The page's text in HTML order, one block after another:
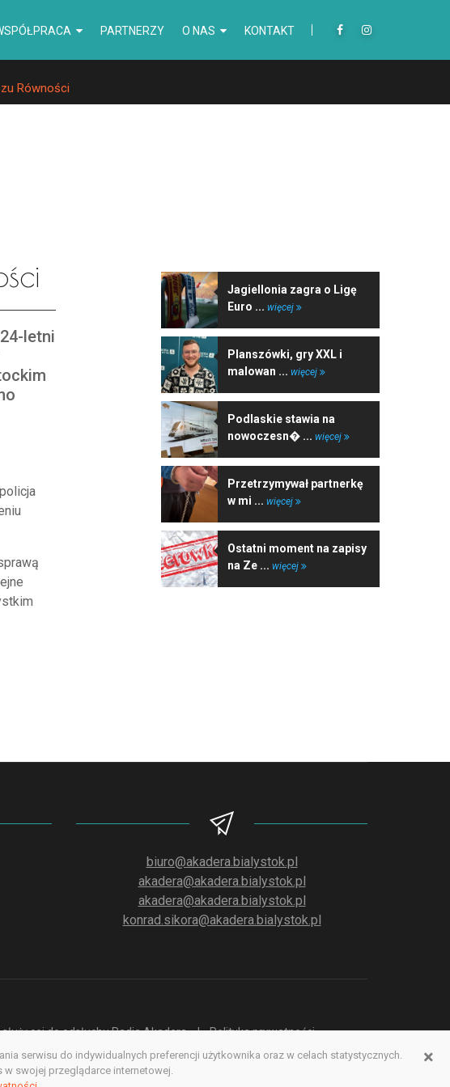
PARTNERZY O NAS KONTAKT
Równości
letni
Jagiellonia zagra o Ligę
Euro ... więcej
Planszówki, gry XXL i
malowan ... więcej
Podlaskie stawia na
nowoczesn� ... więcej
Przetrzymywał partnerkę
w mi ... więcej
Ostatni moment na zapisy
na Ze ... więcej
biuro@akadera.bialystok.pl
akadera@akadera.bialystok.pl
akadera@akadera.bialystok.pl
konrad.sikora@akadera.bialystok.pl
do odsłuchu Radia Akadera
Polityka prywatności
wersja serwisu www ×
serwisu do indywidualnych preferencji użytkownika oraz w celach statystycznych.
swojej przeglądarce internetowej.